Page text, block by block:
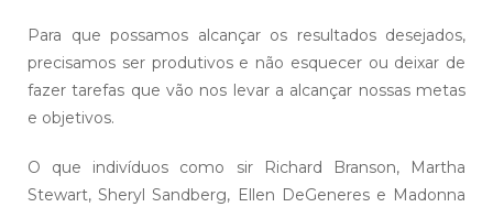
Para que possamos alcançar os resultados desejados,
precisamos ser produtivos e não esquecer ou deixar de
fazer tarefas que vão nos levar a alcançar nossas metas
e objetivos.
O que indivíduos como sir Richard Branson, Martha
Stewart, Sheryl Sandberg, Ellen DeGeneres e Madonna